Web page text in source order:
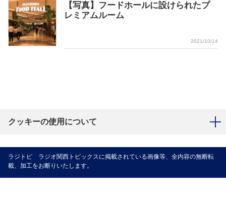
【写真】フードホールに設けられたプ
レミアムルーム
2021/10/14
クッキーの使用について
ラジトピ ラジオ関西トピックスに掲載されている画像等、全内容の無断転
載、加工をお断りいたします。